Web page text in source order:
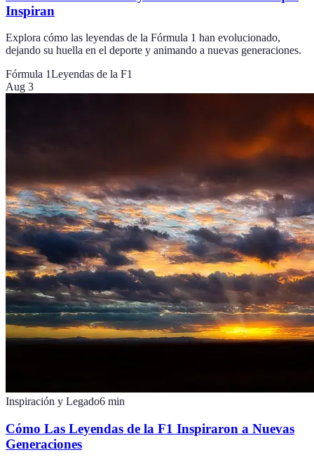
Inspiran
Explora cómo las leyendas de la Fórmula 1 han evolucionado,
dejando su huella en el deporte y animando a nuevas generaciones.
Fórmula 1Leyendas de la F1
Aug 3
Inspiración y Legado6 min
Cómo Las Leyendas de la F1 Inspiraron a Nuevas
Generaciones